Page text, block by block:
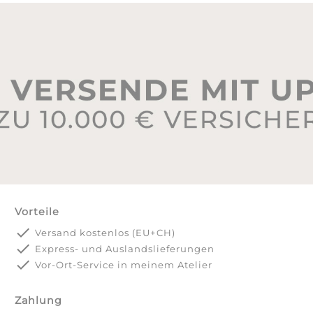
Vorteile
done Versand kostenlos (EU+CH)
done Express- und Auslandslieferungen
done Vor-Ort-Service in meinem Atelier
Zahlung